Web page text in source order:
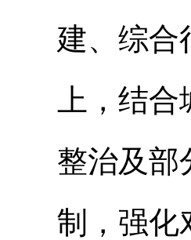
建、综合
上，结
整治及部
制，强化